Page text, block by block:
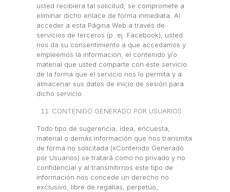
usted recibiera tal solicitud, se compromete a
eliminar dicho enlace de forma inmediata. Al
acceder a esta Página Web a través de
servicios de terceros (p. ej. Facebook), usted
nos da su consentimiento a que accedamos y
empleemos la información, el contenido y/o
material que usted comparte con este servicio
de la forma que el servicio nos lo permita y a
almacenar sus datos de inicio de sesión para
dicho servicio.
CONTENIDO GENERADO POR USUARIOS
Todo tipo de sugerencia, idea, encuesta,
material o demás información que nos transmita
de forma no solicitada («Contenido Generado
por Usuarios) se tratará como no privado y no
confidencial y al transmitirnos este tipo de
información nos concede un derecho no
exclusivo, libre de regalías, perpetuo,